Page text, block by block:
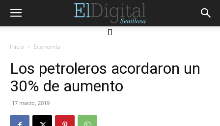
[]
Inicio Economía
Los petroleros acordaron un
30% de aumento
17 marzo, 2019